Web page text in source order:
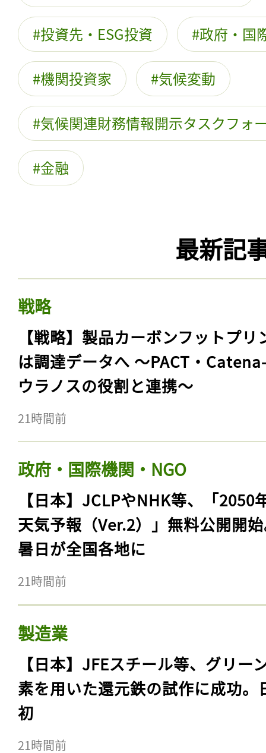
投資先・ESG投資 政府・国
機関投資家 気候変動
気候関連財務情報開示タスクフォ
金融
最新記
戦略
【戦略】製品カーボンフットプリ
は調達データへ 〜PACT・
ウラノスの役割と連携〜
21時間前
政府・国際機関・NGO
【日本】JCLPやNHK等、「2050
天気予報（Ver.2）」無料公開開
暑日が全国各地に
21時間前
製造業
【日本】JFEスチール等、グリー
素を用いた還元鉄の試作に成功。
初
21時間前